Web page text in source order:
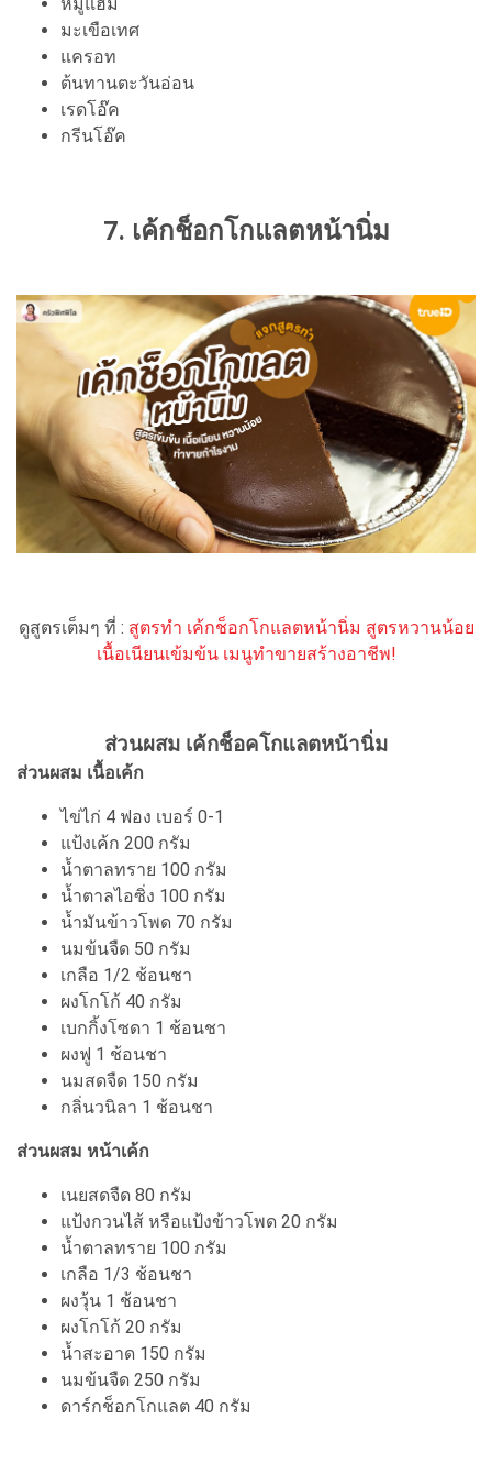
มะเขือเทศ
แครอท
ต้นทานตะวันอ่อน
เรดโอ๊ค
กรีนโอ๊ค
7. เค้กช็อกโกแลตหน้านิ่ม
ดูสูตรเต็มๆ ที่ : สูตรทำ เค้กช็อกโกแลตหน้านิ่ม สูตรหวานน้อย
เนื้อเนียนเข้มข้น เมนูทำขายสร้างอาชีพ!
ส่วนผสม เค้กช็อคโกแลตหน้านิ่ม
ส่วนผสม เนื้อเค้ก
ไข่ไก่ 4 ฟอง เบอร์ 0-1
แป้งเค้ก 200 กรัม
น้ำตาลทราย 100 กรัม
น้ำตาลไอซิ่ง 100 กรัม
น้ำมันข้าวโพด 70 กรัม
นมข้นจืด 50 กรัม
เกลือ 1/2 ช้อนชา
ผงโกโก้ 40 กรัม
เบกกิ้งโซดา 1 ช้อนชา
ผงฟู 1 ช้อนชา
นมสดจืด 150 กรัม
กลิ่นวนิลา 1 ช้อนชา
ส่วนผสม หน้าเค้ก
เนยสดจืด 80 กรัม
แป้งกวนไส้ หรือแป้งข้าวโพด 20 กรัม
น้ำตาลทราย 100 กรัม
เกลือ 1/3 ช้อนชา
ผงวุ้น 1 ช้อนชา
ผงโกโก้ 20 กรัม
น้ำสะอาด 150 กรัม
นมข้นจืด 250 กรัม
ดาร์กช็อกโกแลต 40 กรัม